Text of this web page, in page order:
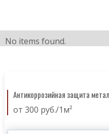
No items found.
Антикоррозийная защита
от 300 руб./1м²